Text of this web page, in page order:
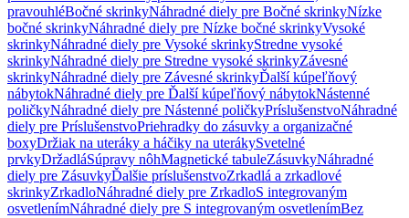
pravouhléBočné skrinkyNáhradné diely pre Bočné skrinkyNízke
bočné skrinkyNáhradné diely pre Nízke bočné skrinkyVysoké
skrinkyNáhradné diely pre Vysoké skrinkyStredne vysoké
skrinkyNáhradné diely pre Stredne vysoké skrinkyZávesné
skrinkyNáhradné diely pre Závesné skrinkyĎalší kúpeľňový
nábytokNáhradné diely pre Ďalší kúpeľňový nábytokNástenné
poličkyNáhradné diely pre Nástenné poličkyPríslušenstvoNáhradné
diely pre PríslušenstvoPriehradky do zásuvky a organizačné
boxyDržiak na uteráky a háčiky na uterákySvetelné
prvkyDržadláSúpravy nôhMagnetické tabuleZásuvkyNáhradné
diely pre ZásuvkyĎalšie príslušenstvoZrkadlá a zrkadlové
skrinkyZrkadloNáhradné diely pre ZrkadloS integrovaným
osvetlenímNáhradné diely pre S integrovaným osvetlenímBez